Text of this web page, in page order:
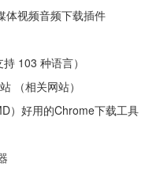
体视频音频下载插件
103 种语言）
（相关网站）
）好用的Chrome下载工具